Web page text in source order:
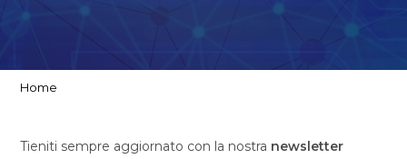
Home
Tieniti sempre aggiornato con la nostra newsletter